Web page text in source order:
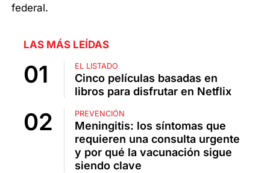
federal.
LAS MÁS LEÍDAS
EL LISTADO
Cinco películas basadas en
libros para disfrutar en Netflix
PREVENCIÓN
Meningitis: los síntomas que
requieren una consulta urgente
y por qué la vacunación sigue
siendo clave